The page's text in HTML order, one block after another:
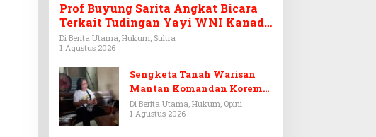
Prof Buyung Sarita Angkat Bicara
Terkait Tudingan Yayi WNI Kanada
Ditagih Utang Rp3,6 Miliar
Di Berita Utama, Hukum, Sultra
1 Agustus 2026
Sengketa Tanah Warisan
Mantan Komandan Korem
143/HO, Ketika Warisan
Menjadi Arena Pemerasan
Di Berita Utama, Hukum, Opini
1 Agustus 2026